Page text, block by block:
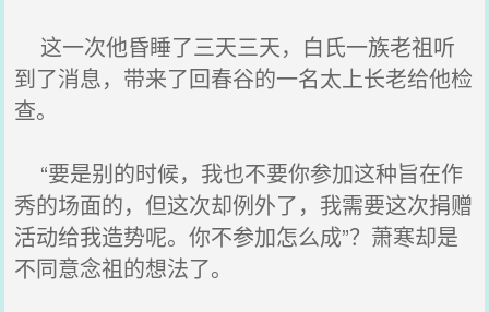
这一次他昏睡了三天三天，白氏一族老祖听
到了消息，带来了回春谷的一名太上长老给他检
查。
“要是别的时候，我也不要你参加这种旨在作
秀的场面的，但这次却例外了，我需要这次捐赠
活动给我造势呢。你不参加怎么成”？萧寒却是
不同意念祖的想法了。